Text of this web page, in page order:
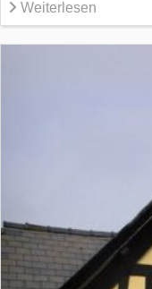
Weiterlesen